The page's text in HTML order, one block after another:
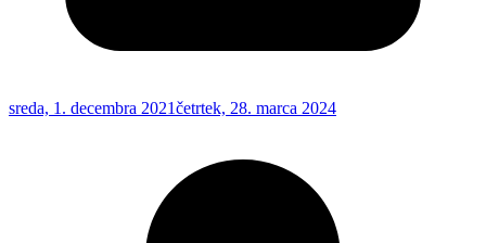
sreda, 1. decembra 2021četrtek, 28. marca 2024